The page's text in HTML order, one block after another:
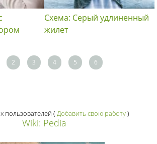
Схема: Серый удлиненный
жилет
2 3 4 5 6
пользователей ( Добавить свою работу)
Wiki: Pedia